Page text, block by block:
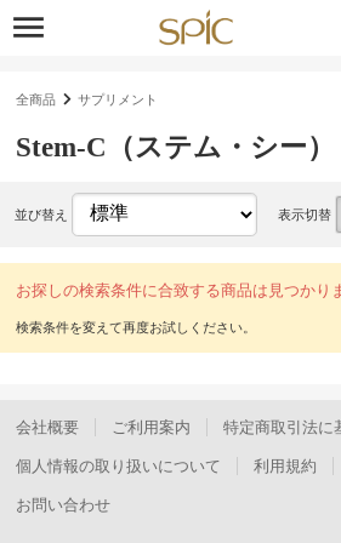
全商品 サプリメント
Stem-C（ステム・シー）
並び替え 表示切替
お探しの検索条件に合致する商品は見つかり
会社概要 ご利用案内 特定商取引法に
個人情報の取り扱いについて 利用規約
お問い合わせ